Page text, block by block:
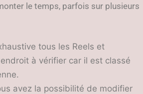
le temps, parfois sur plusieurs
tous les Reels et
à vérifier car il est classé
avez la possibilité de modifier